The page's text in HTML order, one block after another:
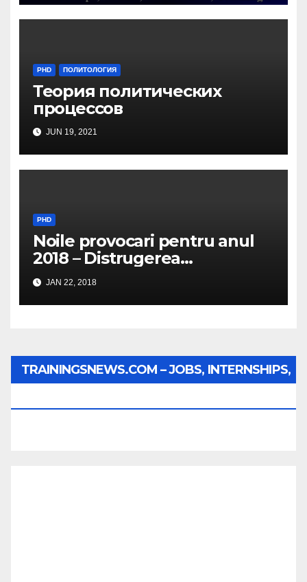
PHD ПОЛИТОЛОГИЯ
Теория политических
процессов
JUN 19, 2021
PHD
Noile provocari pentru anul
2018 – Distrugerea
structurilor EUro-Atlanti…
JAN 22, 2018
TRAININGSNEWS.COM – JOBS, INTERNSHIPS,